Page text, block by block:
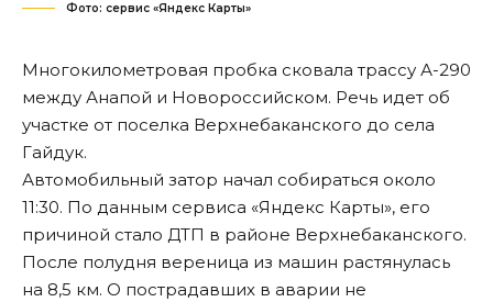
Фото: сервис «Яндекс Карты»
Многокилометровая пробка сковала трассу А-290
между Анапой и Новороссийском. Речь идет об
участке от поселка Верхнебаканского до села
Гайдук.
Автомобильный затор начал собираться около
11:30. По данным сервиса «Яндекс Карты», его
причиной стало ДТП в районе Верхнебаканского.
После полудня вереница из машин растянулась
на 8,5 км. О пострадавших в аварии не